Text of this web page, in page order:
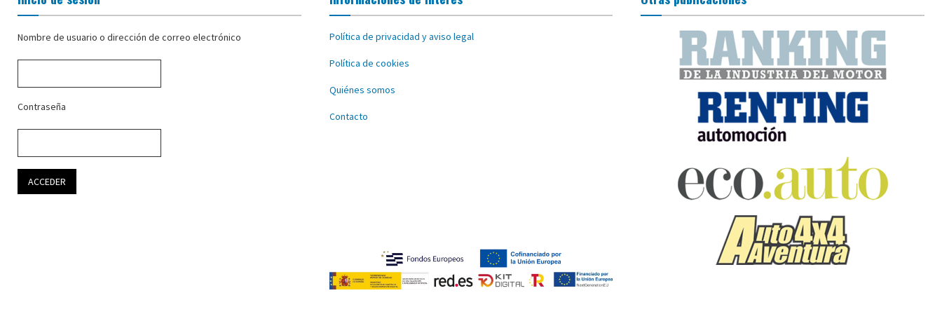
Nombre de usuario o dirección de correo electrónico
Contraseña
Política de privacidad y aviso legal
Política de cookies
Quiénes somos
Contacto